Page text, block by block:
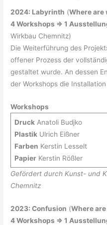
2024: Labyrinth (Where are
4 Workshops => 1
Wirkbau Chemnitz)
Die Weiterführung des
offener Prozess der
gestaltet wurde. An dessen
der Workshops die
Workshops
DruckAnatoli Budjko
PlastikUlrich Eißner
Farben Kerstin Lesselt
PapierKerstin Rößler
Gefördert durch Kunst- und
Chemnitz
2023: Confusion (Where
4 Workshops => 1